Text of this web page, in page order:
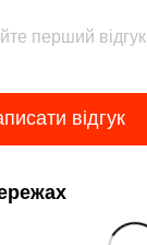
перший відгук
відгук